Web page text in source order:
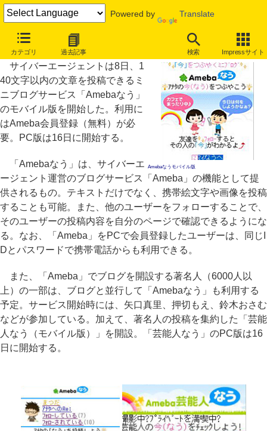
Powered by Translate
カテゴリ 過去記事 検索 Impressサイト
ミニブログ「Amebaなう」モバイル版開始、PC版は16日から
Amebaなうモバイル版
サイバーエージェントは8日、1
40文字以内の文章を投稿できるミ
ニブログサービス「Amebaなう」
のモバイル版を開始した。利用に
はAmeba会員登録（無料）が必
要。PC版は16日に開始する。
「Amebaなう」は、サイバーエ
ージェント運営のブログサービス「Ameba」の機能として提
供されるもの。テキストだけでなく、携帯絵文字や画像を投稿
することも可能。また、他のユーザーをフォローすることで、
そのユーザーの投稿内容を自分のページで確認できるようにな
る。なお、「Ameba」をPCで会員登録したユーザーは、同じI
Dとパスワードで携帯電話からも利用できる。
また、「Ameba」でブログを開設する著名人（6000人以
上）の一部は、ブログと並行して「Amebaなう」も利用する
予定。サービス開始時には、矢口真里、押切もえ、鈴木おさむ
などが参加している。加えて、著名人の投稿を集約した「芸能
人なう（モバイル版）」を開設。「芸能人なう」のPC版は16
日に開始する。